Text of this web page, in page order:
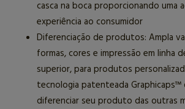
casca na boca proporcionando uma
experiência ao consumidor
Diferenciação de produtos: Ampla
formas, cores e impressão em linha
superior, para produtos
tecnologia patenteada Graphicaps™
diferenciar seu produto das outras